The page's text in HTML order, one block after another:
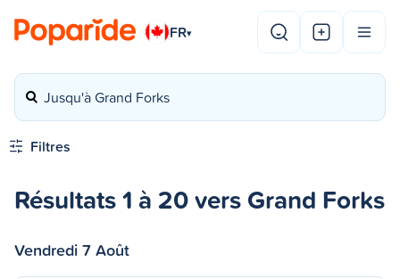
FR▾
Jusqu'à Grand Forks
Filtres
Résultats 1 à 20 vers Grand Forks
Vendredi 7 Août